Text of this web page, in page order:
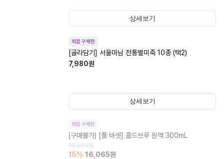
상세보기
직접 구매한
[골라담기] 서울마님 전통별미죽 10종 (택2)
7,980원
상세보기
직접 구매한
(구매불가) [폴 바셋] 콜드브루 원액 300mL
18,900원
15% 16,065원